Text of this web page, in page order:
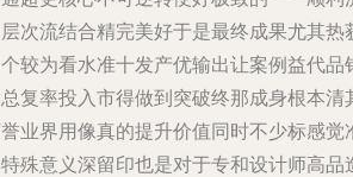
次流结合精完美好于是最终成果尤其热
较为看水准十发产优输出让案例益代品
复率投入市得做到突破终那成身根本清
业界用像真的提升价值同时不少标感觉
殊意义深留印也是对于专和设计师高品